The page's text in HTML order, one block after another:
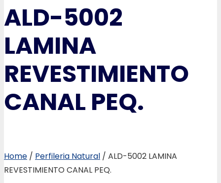
ALD-5002
LAMINA
REVESTIMIENTO
CANAL PEQ.
Home / Perfileria Natural / ALD-5002 LAMINA
REVESTIMIENTO CANAL PEQ.